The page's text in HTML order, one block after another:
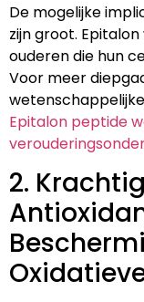
De mogelijke
zijn groot.
ouderen die hun
Voor meer
Epitalon peptide
2.